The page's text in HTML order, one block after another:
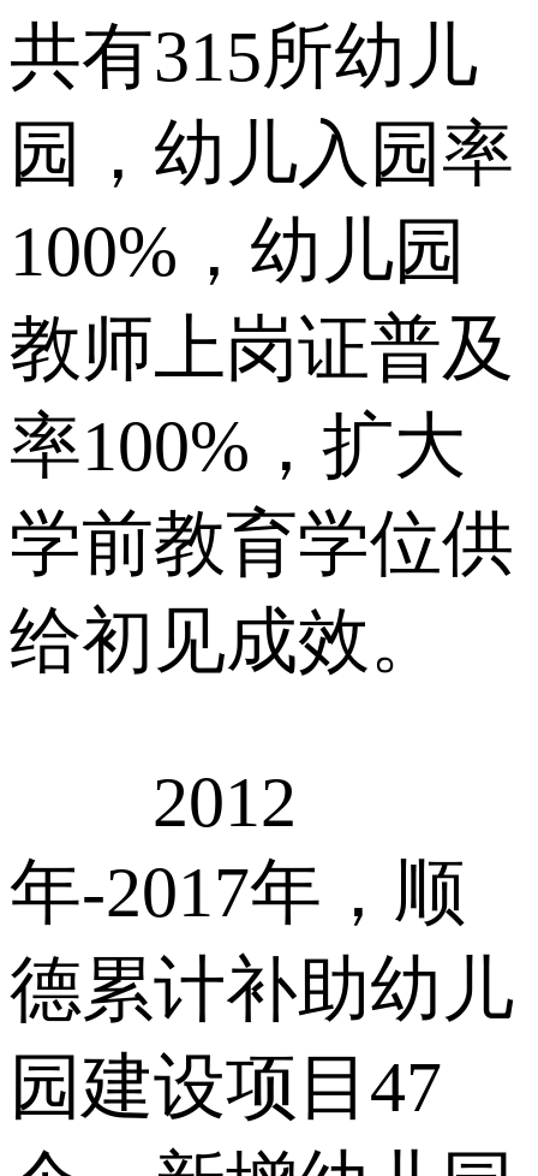
共有315所幼儿
园，幼儿入园率
100%，幼儿园
教师上岗证普及
率100%，扩大
学前教育学位供
给初见成效。
2012
年-2017年，顺
德累计补助幼儿
园建设项目47